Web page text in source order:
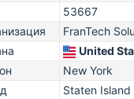
53667
FranTech
United
New York
Staten Island